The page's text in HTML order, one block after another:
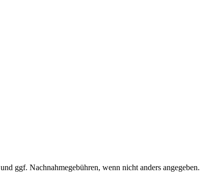
und ggf. Nachnahmegebühren, wenn nicht anders angegeben.